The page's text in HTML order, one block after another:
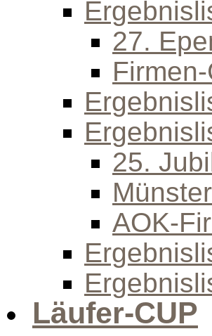
27.
25.
AOK-
Läufer-CUP